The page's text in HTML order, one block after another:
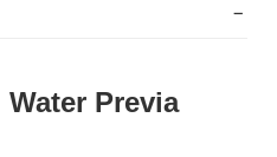
Previa